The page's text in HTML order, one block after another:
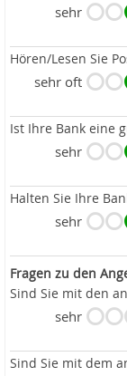
sehr
Hören/Lesen Sie
sehr oft
Ist Ihre Bank eine
sehr
Halten Sie Ihre
sehr
Fragen zu den
Sind Sie mit den
sehr
Sind Sie mit dem